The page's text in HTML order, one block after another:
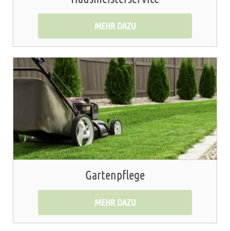
MEHR DAZU
Gartenpflege
MEHR DAZU